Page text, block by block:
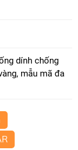
dính chống
mẫu mã đa